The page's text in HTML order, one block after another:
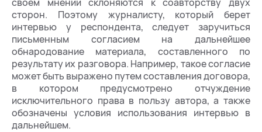
сторон. Поэтому журналисту, который берет
интервью у респондента, следует заручиться
письменным согласием на дальнейшее
обнародование материала, составленного по
результату их разговора. Например, такое согласие
может быть выражено путем составления договора,
в котором предусмотрено отчуждение
исключительного права в пользу автора, а также
обозначены условия использования интервью в
дальнейшем.